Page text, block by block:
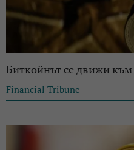
Биткойнът се движи
Financial Tribune